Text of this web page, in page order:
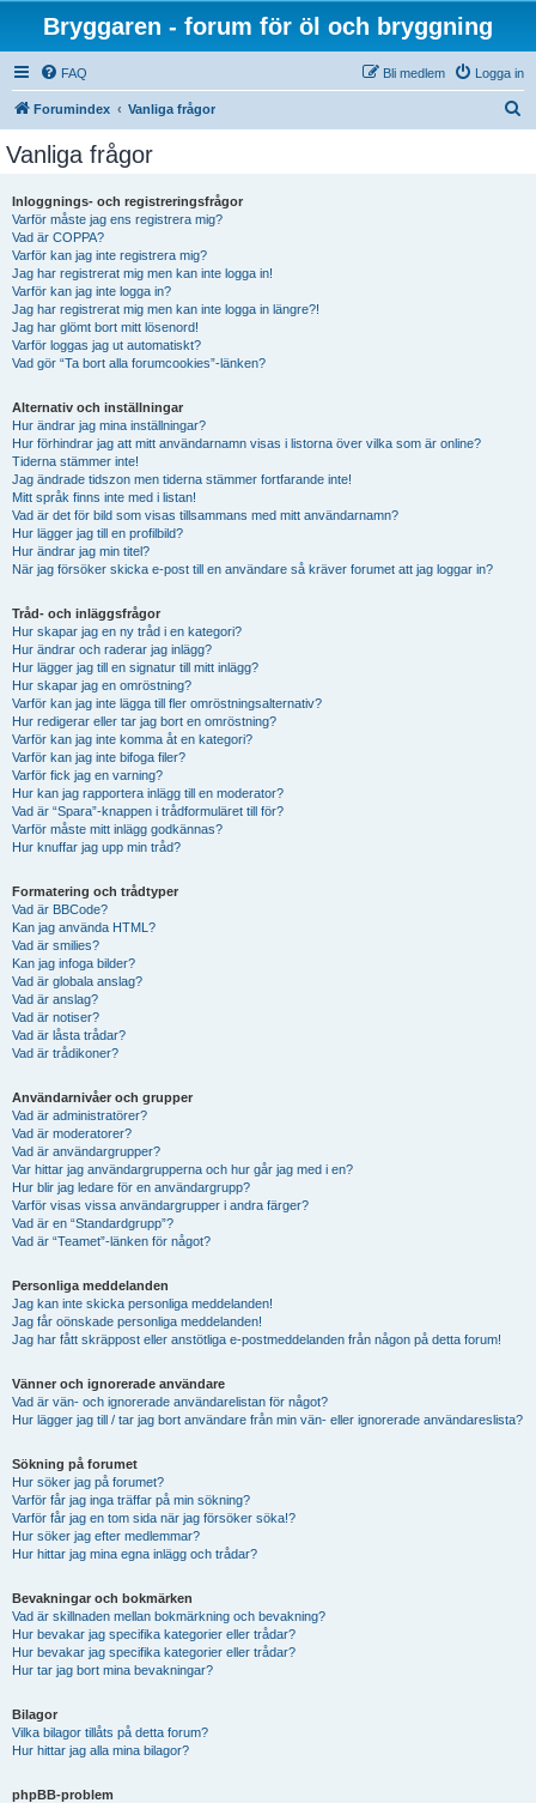
Bryggaren - forum för öl och bryggning
FAQ Logga in
Bli medlem
Forumindex Vanliga frågor
Vanliga frågor
Inloggnings- och registreringsfrågor
Varför måste jag ens registrera mig?
Vad är COPPA?
Varför kan jag inte registrera mig?
Jag har registrerat mig men kan inte logga in!
Varför kan jag inte logga in?
Jag har registrerat mig men kan inte logga in längre?!
Jag har glömt bort mitt lösenord!
Varför loggas jag ut automatiskt?
Vad gör “Ta bort alla forumcookies”-länken?
Alternativ och inställningar
Hur ändrar jag mina inställningar?
Hur förhindrar jag att mitt användarnamn visas i listorna över vilka som är online?
Tiderna stämmer inte!
Jag ändrade tidszon men tiderna stämmer fortfarande inte!
Mitt språk finns inte med i listan!
Vad är det för bild som visas tillsammans med mitt användarnamn?
Hur lägger jag till en profilbild?
Hur ändrar jag min titel?
När jag försöker skicka e-post till en användare så kräver forumet att jag loggar in?
Tråd- och inläggsfrågor
Hur skapar jag en ny tråd i en kategori?
Hur ändrar och raderar jag inlägg?
Hur lägger jag till en signatur till mitt inlägg?
Hur skapar jag en omröstning?
Varför kan jag inte lägga till fler omröstningsalternativ?
Hur redigerar eller tar jag bort en omröstning?
Varför kan jag inte komma åt en kategori?
Varför kan jag inte bifoga filer?
Varför fick jag en varning?
Hur kan jag rapportera inlägg till en moderator?
Vad är “Spara”-knappen i trådformuläret till för?
Varför måste mitt inlägg godkännas?
Hur knuffar jag upp min tråd?
Formatering och trådtyper
Vad är BBCode?
Kan jag använda HTML?
Vad är smilies?
Kan jag infoga bilder?
Vad är globala anslag?
Vad är anslag?
Vad är notiser?
Vad är låsta trådar?
Vad är trådikoner?
Användarnivåer och grupper
Vad är administratörer?
Vad är moderatorer?
Vad är användargrupper?
Var hittar jag användargrupperna och hur går jag med i en?
Hur blir jag ledare för en användargrupp?
Varför visas vissa användargrupper i andra färger?
Vad är en “Standardgrupp”?
Vad är “Teamet”-länken för något?
Personliga meddelanden
Jag kan inte skicka personliga meddelanden!
Jag får oönskade personliga meddelanden!
Jag har fått skräppost eller anstötliga e-postmeddelanden från någon på detta forum!
Vänner och ignorerade användare
Vad är vän- och ignorerade användarelistan för något?
Hur lägger jag till / tar jag bort användare från min vän- eller ignorerade användareslista?
Sökning på forumet
Hur söker jag på forumet?
Varför får jag inga träffar på min sökning?
Varför får jag en tom sida när jag försöker söka!?
Hur söker jag efter medlemmar?
Hur hittar jag mina egna inlägg och trådar?
Bevakningar och bokmärken
Vad är skillnaden mellan bokmärkning och bevakning?
Hur bevakar jag specifika kategorier eller trådar?
Hur bevakar jag specifika kategorier eller trådar?
Hur tar jag bort mina bevakningar?
Bilagor
Vilka bilagor tillåts på detta forum?
Hur hittar jag alla mina bilagor?
phpBB-problem